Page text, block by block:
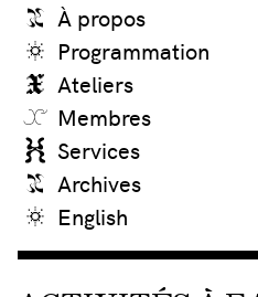
À propos
Programmation
Ateliers
Membres
Services
Archives
English